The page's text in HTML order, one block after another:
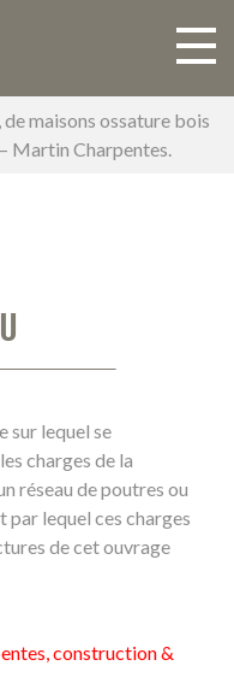
Toggle
maisons ossature bois
Martin Charpentes.
sur lequel se
charges de la
réseau de poutres ou
par lequel ces charges
de cet ouvrage
construction &